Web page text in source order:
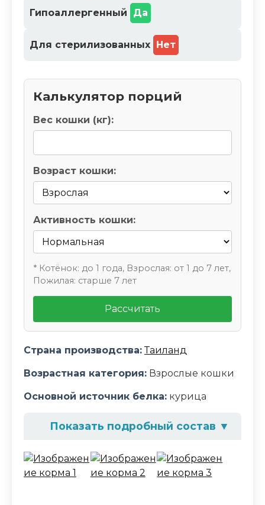
Гипоаллергенный Да
Для стерилизованных Нет
Калькулятор порций
Вес кошки (кг):
Возраст кошки:
Активность кошки:
* Котёнок: до 1 года, Взрослая: от 1 до 7 лет,
Пожилая: старше 7 лет
Рассчитать
Страна производства: Таиланд
Возрастная категория: Взрослые кошки
Основной источник белка: курица
Показать подробный состав ▼
Состав корма
50% куриная грудка, 25% филе лосося,